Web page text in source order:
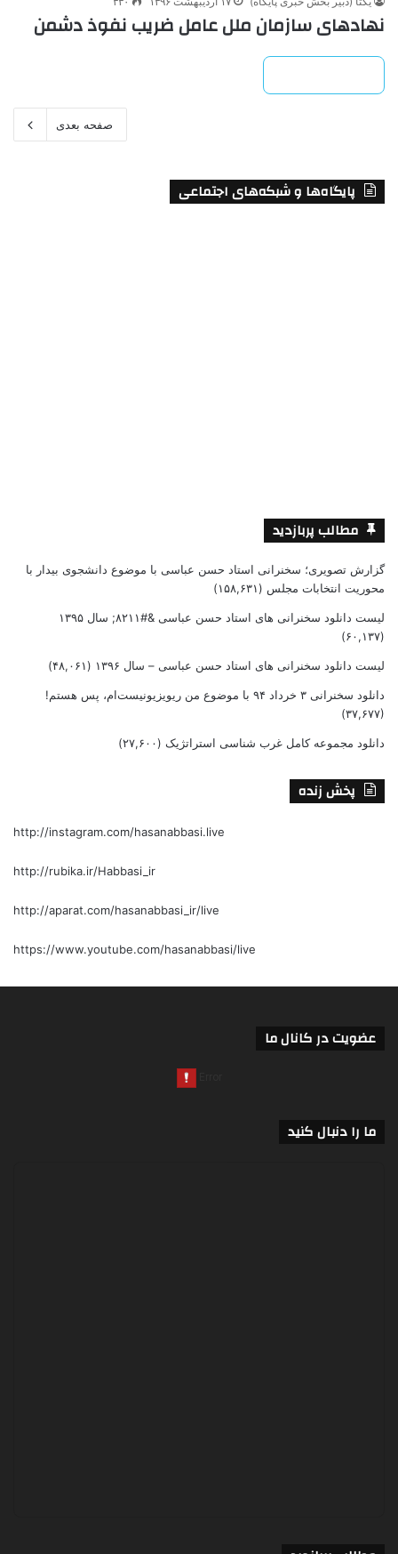
نهادهای سازمان ملل عامل ضریب نفوذ دشمن
صفحه بعدی
پایگاه‌ها و شبکه‌های اجتماعی
مطالب پربازدید
گزارش تصویری؛ سخنرانی استاد حسن عباسی با موضوع دانشجوی بیدار با
محوریت انتخابات مجلس (۱۵۸,۶۳۱)
لیست دانلود سخنرانی های استاد حسن عباسی &#۸۲۱۱; سال ۱۳۹۵
(۶۰,۱۳۷)
لیست دانلود سخنرانی های استاد حسن عباسی – سال ۱۳۹۶ (۴۸,۰۶۱)
دانلود سخنرانی ۳ خرداد ۹۴ با موضوع من ریویزیونیست‌ام، پس هستم!
(۳۷,۶۷۷)
دانلود مجموعه کامل غرب شناسی استراتژیک (۲۷,۶۰۰)
پخش زنده
http://instagram.com/hasanabbasi.live
http://rubika.ir/Habbasi_ir
http://aparat.com/hasanabbasi_ir/live
https://www.youtube.com/hasanabbasi/live
عضویت در کانال ما
ما را دنبال کنید